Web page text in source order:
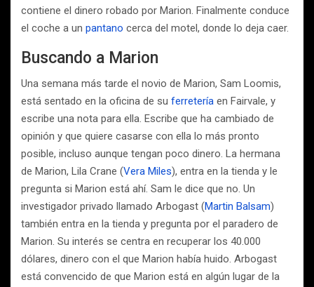
contiene el dinero robado por Marion. Finalmente conduce
el coche a un pantano cerca del motel, donde lo deja caer.
Buscando a Marion
Una semana más tarde el novio de Marion, Sam Loomis,
está sentado en la oficina de su ferretería en Fairvale, y
escribe una nota para ella. Escribe que ha cambiado de
opinión y que quiere casarse con ella lo más pronto
posible, incluso aunque tengan poco dinero. La hermana
de Marion, Lila Crane (Vera Miles), entra en la tienda y le
pregunta si Marion está ahí. Sam le dice que no. Un
investigador privado llamado Arbogast (Martin Balsam)
también entra en la tienda y pregunta por el paradero de
Marion. Su interés se centra en recuperar los 40.000
dólares, dinero con el que Marion había huido. Arbogast
está convencido de que Marion está en algún lugar de la